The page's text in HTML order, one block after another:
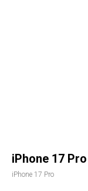
iPhone 17
iPhone 17 Pro